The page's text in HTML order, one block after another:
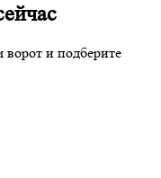
ворот и подберите